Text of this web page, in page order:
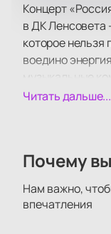
Концерт
в ДК Ленсовета
которое нельзя
воедино
музыкальные
Вы гордитесь
достойны быть
Перед вами
заставит Вашу
Читать дальше...
Почему
Нам важно,
впечатления